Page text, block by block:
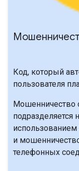
Код, который
пользователя
Мошенничество
подразделяется
и
телефонных